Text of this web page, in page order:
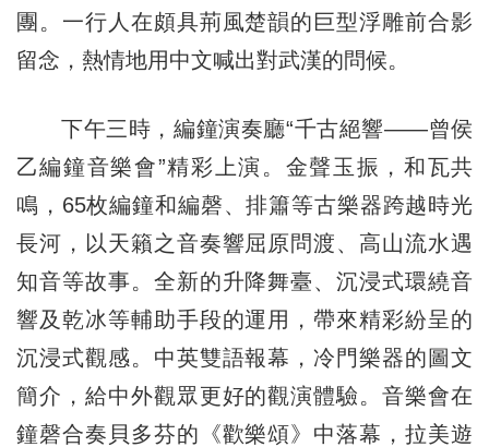
團。一行人在頗具荊風楚韻的巨型浮雕前合影
留念，熱情地用中文喊出對武漢的問候。
下午三時，編鐘演奏廳“千古絕響——曾侯
乙編鐘音樂會”精彩上演。金聲玉振，和瓦共
鳴，65枚編鐘和編磬、排簫等古樂器跨越時光
長河，以天籟之音奏響屈原問渡、高山流水遇
知音等故事。全新的升降舞臺、沉浸式環繞音
響及乾冰等輔助手段的運用，帶來精彩紛呈的
沉浸式觀感。中英雙語報幕，冷門樂器的圖文
簡介，給中外觀眾更好的觀演體驗。音樂會在
鐘磬合奏貝多芬的《歡樂頌》中落幕，拉美遊